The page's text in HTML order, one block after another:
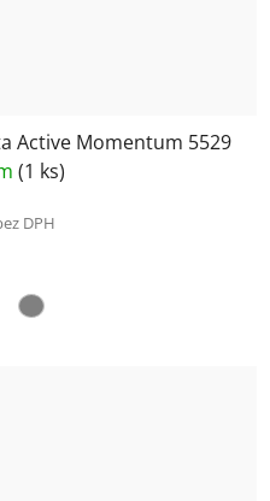
Active Momentum 5529
(1 ks)
DPH